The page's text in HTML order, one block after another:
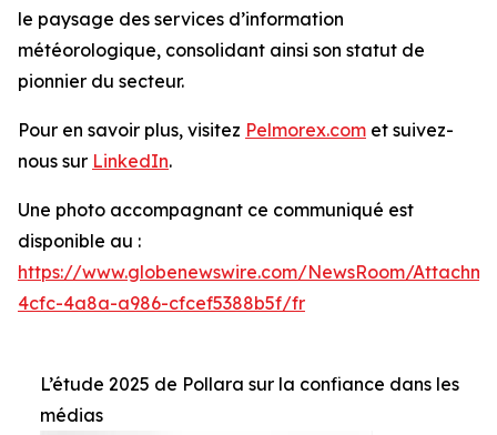
le paysage des services d’information
météorologique, consolidant ainsi son statut de
pionnier du secteur.
Pour en savoir plus, visitez Pelmorex.com et suivez-
nous sur LinkedIn.
Une photo accompagnant ce communiqué est
disponible au :
https://www.globenewswire.com/NewsRoom/
4cfc-4a8a-a986-cfcef5388b5f/fr
L’étude 2025 de Pollara sur la confiance dans les
médias